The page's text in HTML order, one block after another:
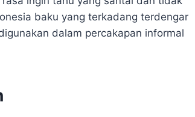
baku yang terkadang terdengar
dalam percakapan informal